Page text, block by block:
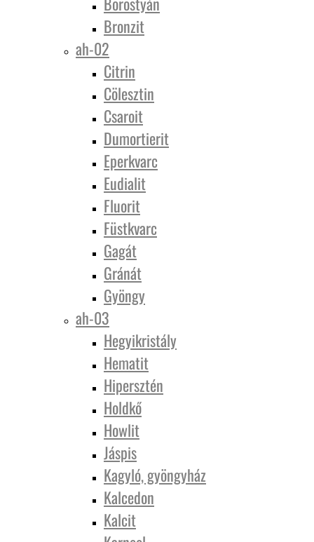
Bronzit
ah-02
Citrin
Cölesztin
Csaroit
Dumortierit
Eperkvarc
Eudialit
Fluorit
Füstkvarc
Gagát
Gránát
Gyöngy
ah-03
Hegyikristály
Hematit
Hipersztén
Holdkő
Howlit
Jáspis
Kagyló, gyöngyház
Kalcedon
Kalcit